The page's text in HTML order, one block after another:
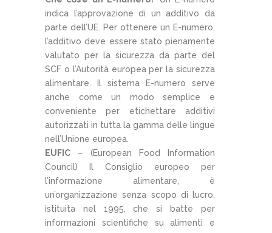
indica l’approvazione di un additivo da
parte dell’UE. Per ottenere un E-numero,
l’additivo deve essere stato pienamente
valutato per la sicurezza da parte del
SCF o l’Autorità europea per la sicurezza
alimentare. Il sistema E-numero serve
anche come un modo semplice e
conveniente per etichettare additivi
autorizzati in tutta la gamma delle lingue
nell’Unione europea.
EUFIC – (European Food Information
Council) Il Consiglio europeo per
l’informazione alimentare, è
un’organizzazione senza scopo di lucro,
istituita nel 1995, che si batte per
informazioni scientifiche su alimenti e